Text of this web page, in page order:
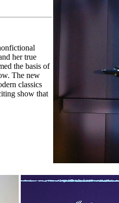
her true
the basis of
The new
classics
show that